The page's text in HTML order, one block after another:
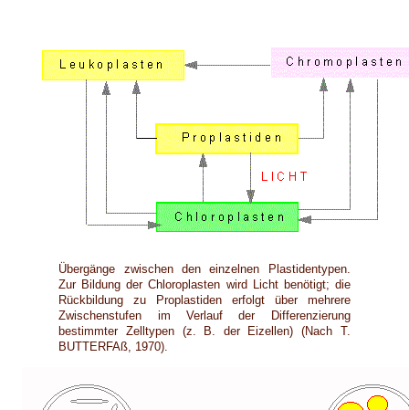
Übergänge zwischen den einzelnen Plastidentypen.
Zur Bildung der Chloroplasten wird Licht benötigt; die
Rückbildung zu Proplastiden erfolgt über mehrere
Zwischenstufen im Verlauf der Differenzierung
bestimmter Zelltypen (z. B. der Eizellen) (Nach T.
BUTTERFAß, 1970).